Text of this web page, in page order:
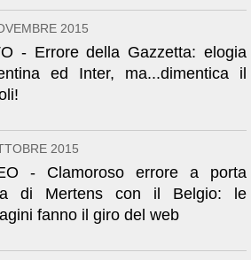
2015
- Errore della Gazzetta: elogia
ed Inter, ma...dimentica il
2015
- Clamoroso errore a porta
di Mertens con il Belgio: le
fanno il giro del web